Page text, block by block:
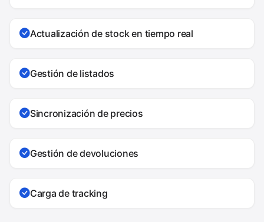
Actualización de stock en tiempo real
Gestión de listados
Sincronización de precios
Gestión de devoluciones
Carga de tracking